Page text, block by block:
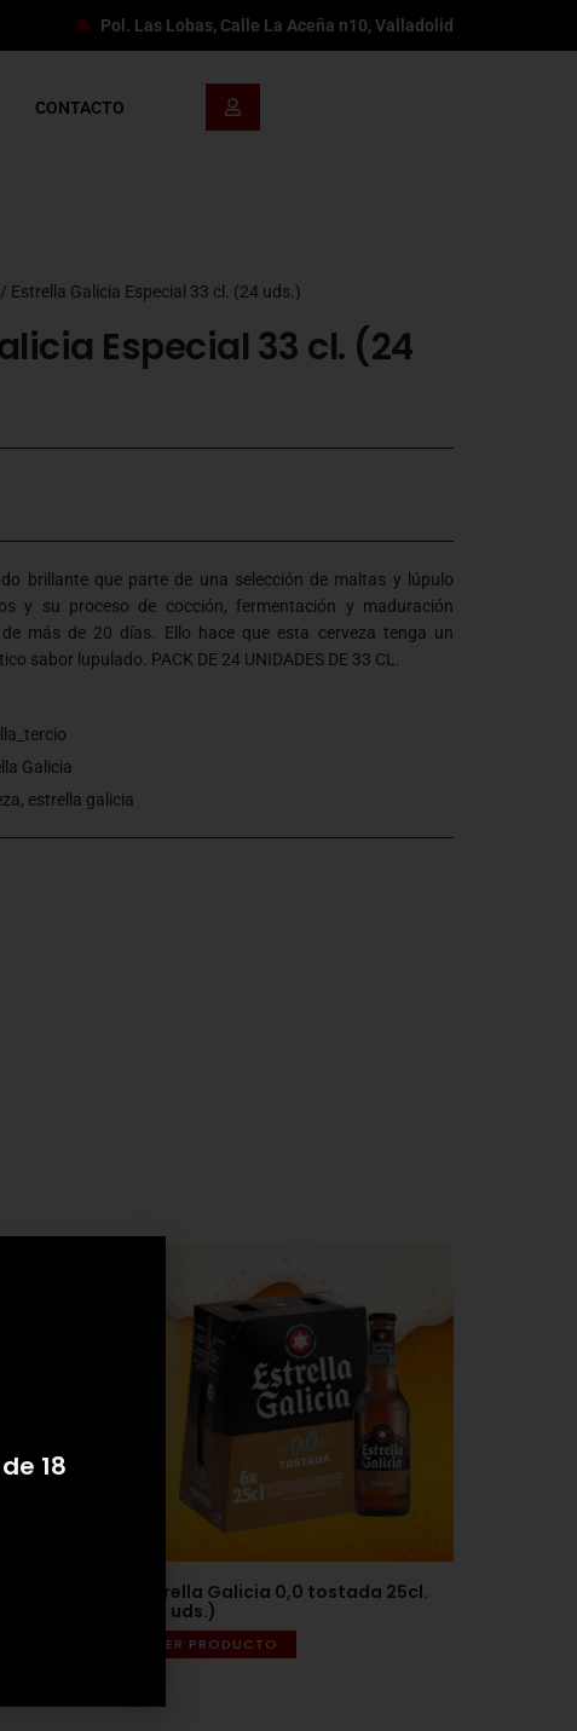
Pol. Las Lobas, Calle La Aceña n10, Valladolid
CONTACTO
/ Estrella Galicia Especial 33 cl. (24 uds.)
Especial 33 cl. (24
brillante que parte de una selección de maltas y lúpulo
y su proceso de cocción, fermentación y maduración
más de 20 días. Ello hace que esta cerveza tenga un
sabor lupulado. PACK DE 24 UNIDADES DE 33 CL.
Galicia
, estrella galicia
uds.)
Estrella Galicia 0,0 tostada 25cl.
(24 uds.)
VER PRODUCTO
18